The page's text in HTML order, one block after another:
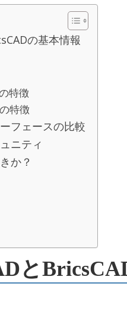
の基本情報
特徴
特徴
フェースの比較
ニティ
か？
と